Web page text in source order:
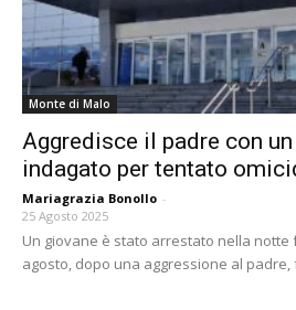
Monte di Malo
Aggredisce il padre con
indagato per tentato
Mariagrazia Bonollo -
25 Agosto 2025
Un giovane è stato arrestato nella
agosto, dopo una aggressione al padre,